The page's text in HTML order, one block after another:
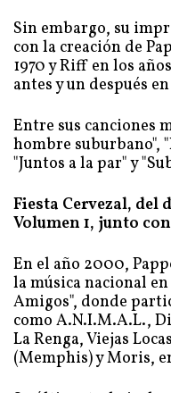
Sin embargo, su
con la creación de
1970 y Riff en los
antes y un después
Entre sus canciones
hombre suburbano",
"Juntos a la par" y
Fiesta Cervezal, del
Volumen 1, junto
En el año 2000,
la música nacional
Amigos", donde
como A.N.I.M.A.L.,
La Renga, Viejas
(Memphis) y Moris,